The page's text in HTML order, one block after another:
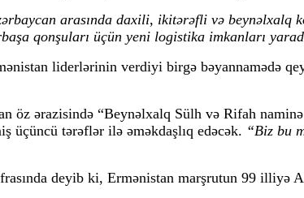
arasında daxili, ikitərəfli və beynəlxalq
qonşuları üçün yeni logistika imkanları
liderlərinin verdiyi birgə bəyannamədə
öz ərazisində “Beynəlxalq Sülh və Rifah
üçüncü tərəflər ilə əməkdaşlıq edəcək. “Biz bu
deyib ki, Ermənistan marşrutun 99 illiyə